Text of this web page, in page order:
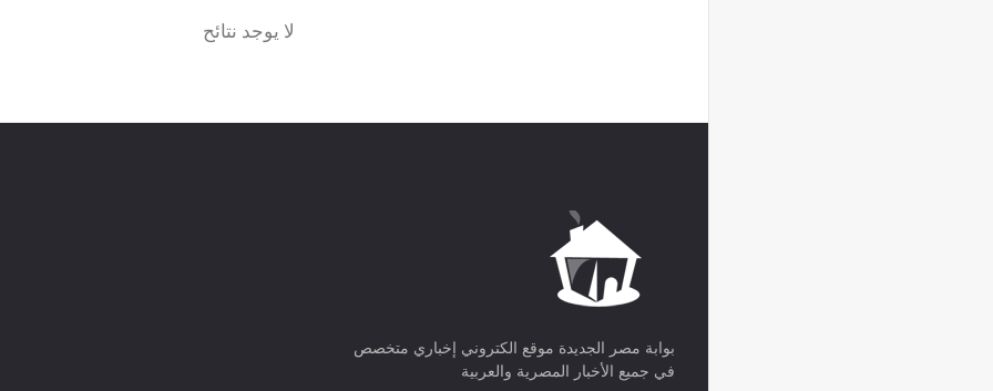
لا يوجد نتائح
بوابة مصر الجديدة موقع الكتروني إخباري متخصص
في جميع الأخبار المصرية والعربية